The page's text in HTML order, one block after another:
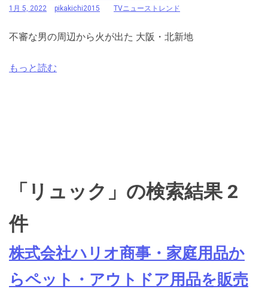
1月 5, 2022 pikakichi2015 TVニューストレンド
不審な男の周辺から火が出た 大阪・北新地
もっと読む
「リュック」の検索結果 2
件
株式会社ハリオ商事・家庭用品か
らペット・アウトドア用品を販売